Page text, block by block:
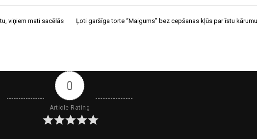
viņiem mati sacēlās
Ļoti garšīga torte “Maigums” bez cepšanas kļūs par īstu
0
Article Rating